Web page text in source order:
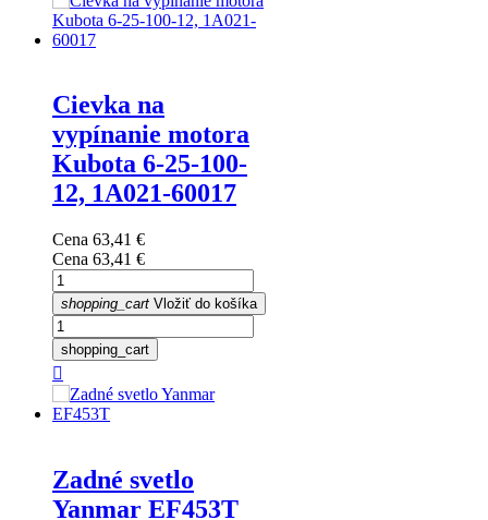
Cievka na
vypínanie motora
Kubota 6-25-100-
12, 1A021-60017
Cena 63,41 €
Cena 63,41 €
shopping_cart Vložiť do košíka
shopping_cart

Zadné svetlo
Yanmar EF453T